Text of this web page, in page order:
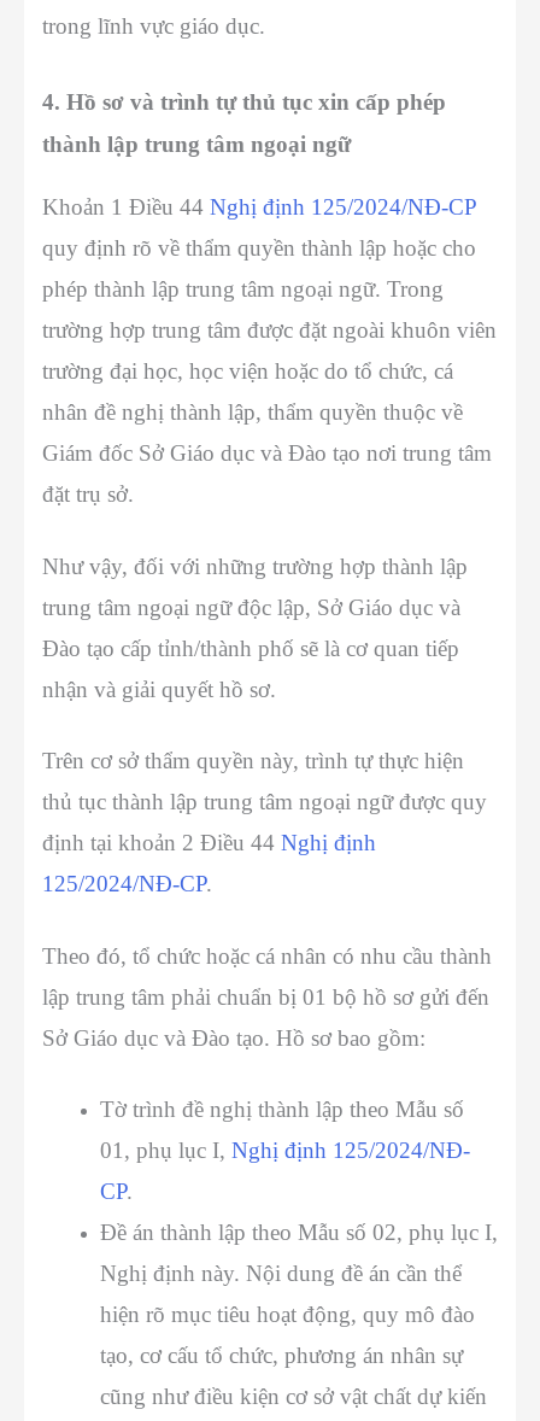
trong lĩnh vực giáo dục.
4. Hồ sơ và trình tự thủ tục xin cấp phép
thành lập trung tâm ngoại ngữ
Khoản 1 Điều 44 Nghị định 125/2024/NĐ-CP
quy định rõ về thẩm quyền thành lập hoặc cho
phép thành lập trung tâm ngoại ngữ. Trong
trường hợp trung tâm được đặt ngoài khuôn viên
trường đại học, học viện hoặc do tổ chức, cá
nhân đề nghị thành lập, thẩm quyền thuộc về
Giám đốc Sở Giáo dục và Đào tạo nơi trung tâm
đặt trụ sở.
Như vậy, đối với những trường hợp thành lập
trung tâm ngoại ngữ độc lập, Sở Giáo dục và
Đào tạo cấp tỉnh/thành phố sẽ là cơ quan tiếp
nhận và giải quyết hồ sơ.
Trên cơ sở thẩm quyền này, trình tự thực hiện
thủ tục thành lập trung tâm ngoại ngữ được quy
định tại khoản 2 Điều 44 Nghị định
125/2024/NĐ-CP.
Theo đó, tổ chức hoặc cá nhân có nhu cầu thành
lập trung tâm phải chuẩn bị 01 bộ hồ sơ gửi đến
Sở Giáo dục và Đào tạo. Hồ sơ bao gồm:
Tờ trình đề nghị thành lập theo Mẫu số
01, phụ lục I, Nghị định 125/2024/NĐ-
CP.
Đề án thành lập theo Mẫu số 02, phụ lục I,
Nghị định này. Nội dung đề án cần thể
hiện rõ mục tiêu hoạt động, quy mô đào
tạo, cơ cấu tổ chức, phương án nhân sự
cũng như điều kiện cơ sở vật chất dự kiến